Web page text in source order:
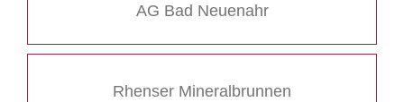
AG Bad Neuenahr
Rhenser Mineralbrunnen